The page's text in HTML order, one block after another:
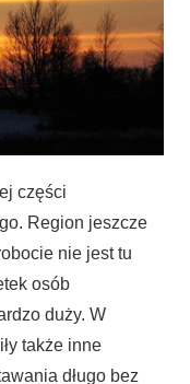
części
Region jeszcze
nie jest tu
osób
duży. W
także inne
długo bez